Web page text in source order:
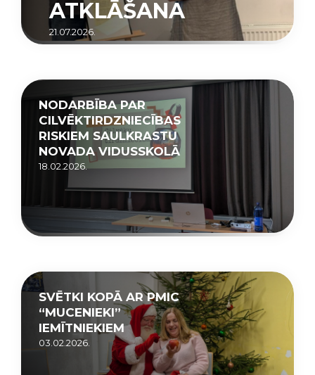
ATKLĀŠANA
21.07.2026.
NODARBĪBA PAR
CILVĒKTIRDZNIECĪBAS
RISKIEM SAULKRASTU
NOVADA VIDUSSKOLĀ
18.02.2026.
SVĒTKI KOPĀ AR PMIC
“MUCENIEKI”
IEMĪTNIEKIEM
03.02.2026.